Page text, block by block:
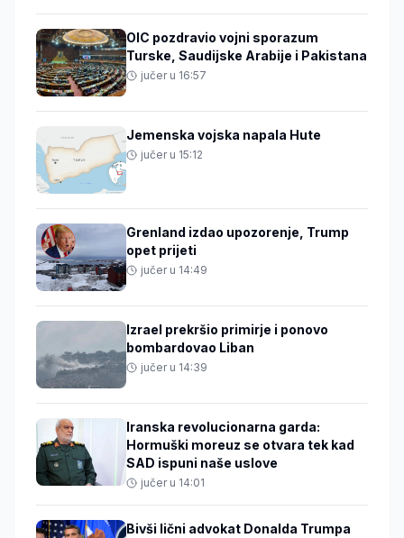
OIC pozdravio vojni sporazum
Turske, Saudijske Arabije i Pakistana
jučer u 16:57
Jemenska vojska napala Hute
jučer u 15:12
Grenland izdao upozorenje, Trump
opet prijeti
jučer u 14:49
Izrael prekršio primirje i ponovo
bombardovao Liban
jučer u 14:39
Iranska revolucionarna garda:
Hormuški moreuz se otvara tek kad
SAD ispuni naše uslove
jučer u 14:01
Bivši lični advokat Donalda Trumpa